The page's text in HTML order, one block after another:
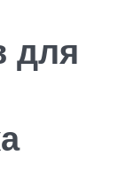
для